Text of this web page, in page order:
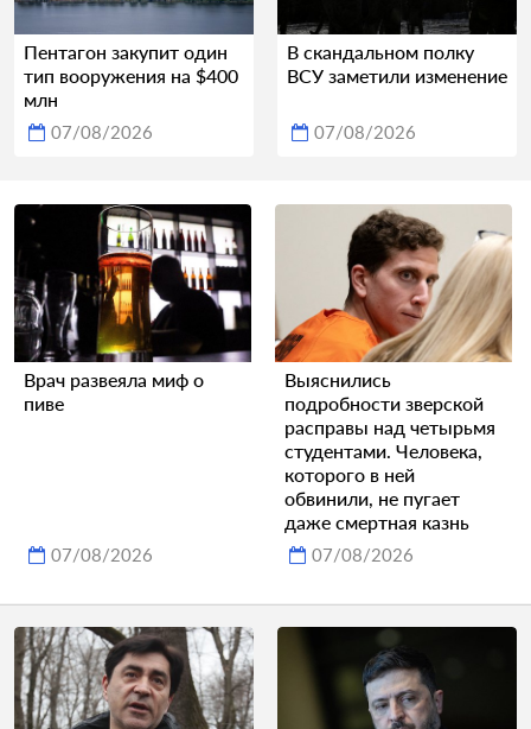
Пентагон закупит один
тип вооружения на $400
млн
07/08/2026
В скандальном полку
ВСУ заметили изменение
07/08/2026
Врач развеяла миф о
пиве
07/08/2026
Выяснились
подробности зверской
расправы над четырьмя
студентами. Человека,
которого в ней
обвинили, не пугает
даже смертная казнь
07/08/2026